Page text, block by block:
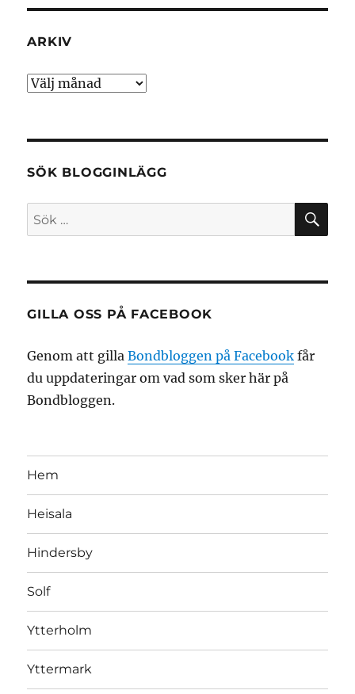
ARKIV
Arkiv
SÖK BLOGGINLÄGG
Sök
efter:
GILLA OSS PÅ FACEBOOK
Genom att gillaBondbloggen på Facebook får
du uppdateringar om vad som sker här på
Bondbloggen.
Hem
Heisala
Hindersby
Solf
Ytterholm
Yttermark